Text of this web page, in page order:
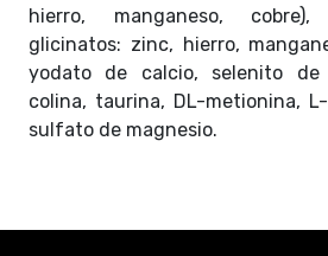
hierro, manganeso,
glicinatos: zinc, hierro,
yodato de calcio, selenito
colina, taurina, DL-metionina,
sulfato de magnesio.